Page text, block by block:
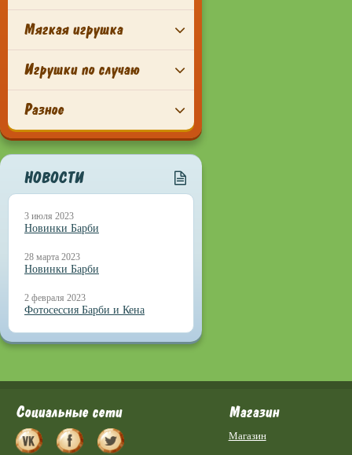
Мягкая игрушка
Игрушки по случаю
Разное
НОВОСТИ
3 июля 2023
Новинки Барби
28 марта 2023
Новинки Барби
2 февраля 2023
Фотосессия Барби и Кена
Социальные сети Магазин
Магазин